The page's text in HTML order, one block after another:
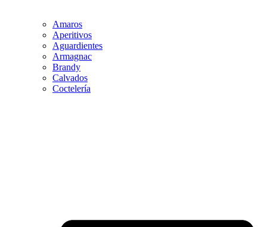
Amaros
Aperitivos
Aguardientes
Armagnac
Brandy
Calvados
Coctelería